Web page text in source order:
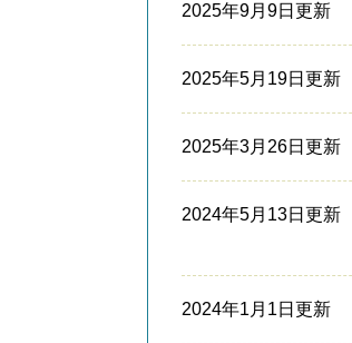
2025年9月9日更新
2025年5月19日更新
2025年3月26日更新
2024年5月13日更新
2024年1月1日更新